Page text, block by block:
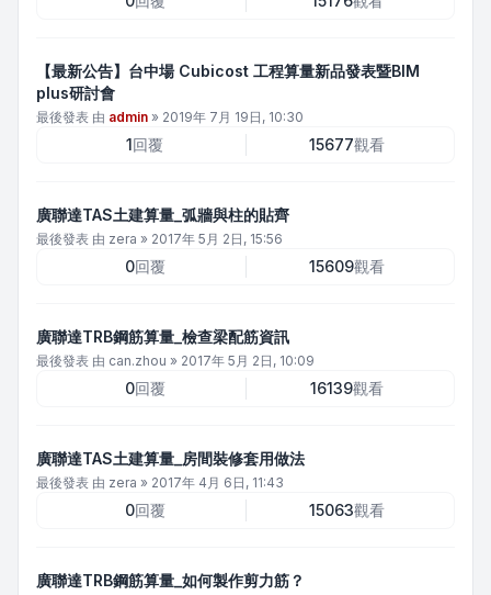
【最新公告】台中場 Cubicost 工程算量新品發表暨BIM
plus研討會
最後發表 由 admin » 2019年 7月 19日, 10:30
1回覆 15677觀看
廣聯達TAS土建算量_弧牆與柱的貼齊
最後發表 由 zera » 2017年 5月 2日, 15:56
0回覆 15609觀看
廣聯達TRB鋼筋算量_檢查梁配筋資訊
最後發表 由 can.zhou » 2017年 5月 2日, 10:09
0回覆 16139觀看
廣聯達TAS土建算量_房間裝修套用做法
最後發表 由 zera » 2017年 4月 6日, 11:43
0回覆 15063觀看
廣聯達TRB鋼筋算量_如何製作剪力筋？